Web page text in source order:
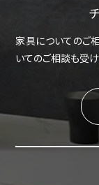
家具についてのご
いてのご相談も受け